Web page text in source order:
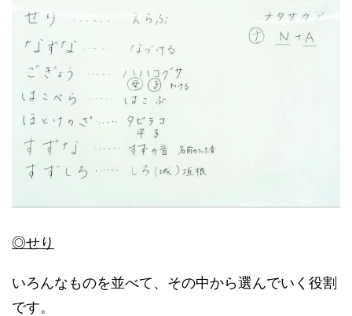
◎せり
いろんなものを並べて、その中から選んでいく役割
です。